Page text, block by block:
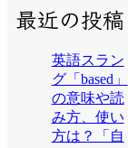
最近の投稿
英語スラン
グ「based」
の意味や読
み方、使い
方は？「自